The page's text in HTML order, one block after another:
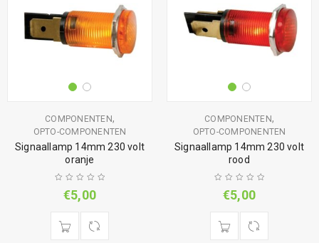
COMPONENTEN,
OPTO-COMPONENTEN
Signaallamp 14mm 230 volt
oranje
€5,00
COMPONENTEN,
OPTO-COMPONENTEN
Signaallamp 14mm 230 volt
rood
€5,00